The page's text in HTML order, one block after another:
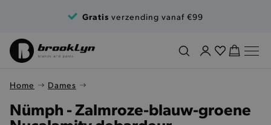
Gratis verzending vanaf €99
Home Dames
Nümph - Zalmroze-blauw-groene